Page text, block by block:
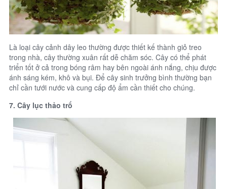
Là loại cây cảnh dây leo thường được thiết kế thành giỏ treo
trong nhà, cây thường xuân rất dễ chăm sóc. Cây có thể phát
triển tốt ở cả trong bóng râm hay bên ngoài ánh nắng, chịu được
ánh sáng kém, khô và bụi. Để cây sinh trưởng bình thường bạn
chỉ cần tưới nước và cung cấp độ ẩm cần thiết cho chúng.
7. Cây lục thảo trổ